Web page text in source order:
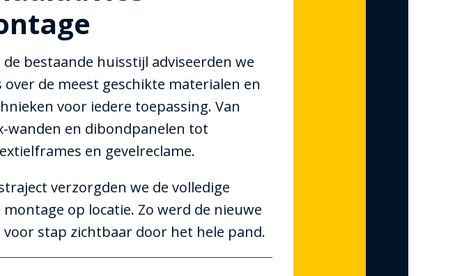
de bestaande huisstijl adviseerden we
de meest geschikte materialen en
voor iedere toepassing. Van
wanden en dibondpanelen tot
en gevelreclame.
verzorgden we de volledige
op locatie. Zo werd de nieuwe
stap zichtbaar door het hele pand.